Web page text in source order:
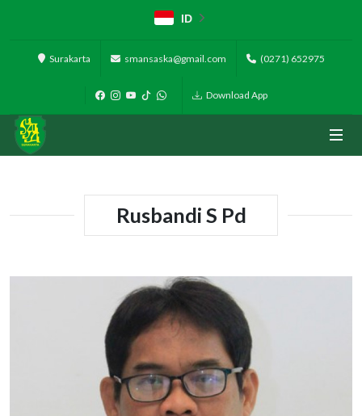
ID
Surakarta smansaska@gmail.com (0271) 652975
Download App
Rusbandi S Pd